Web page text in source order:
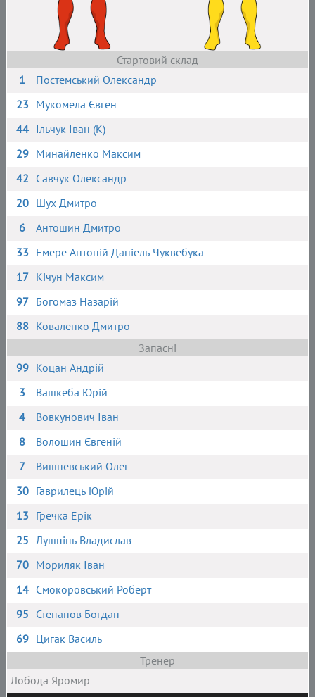
Стартовий склад
1
Постемський Олександр
23 Мукомела Євген
44 Ільчук Іван (К)
29 Минайленко Максим
42 Савчук Олександр
20 Шух Дмитро
6
Антошин Дмитро
33 Емере Антоній Даніель Чуквебука
17 Кічун Максим
97 Богомаз Назарій
88 Коваленко Дмитро
Запасні
99 Коцан Андрій
3
Вашкеба Юрій
4
Вовкунович Іван
8
Волошин Євгеній
7
Вишневський Олег
30 Гаврилець Юрій
13 Гречка Ерік
25 Лушпінь Владислав
70 Мориляк Іван
14 Смокоровський Роберт
95 Степанов Богдан
69 Цигак Василь
Тренер
Лобода Яромир